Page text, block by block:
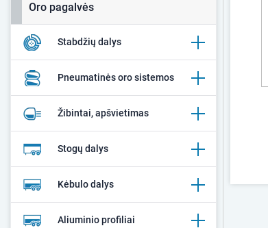
Oro pagalvės
Stabdžių dalys
Pneumatinės oro sistemos
Žibintai, apšvietimas
Stogų dalys
Kėbulo dalys
Aliuminio profiliai